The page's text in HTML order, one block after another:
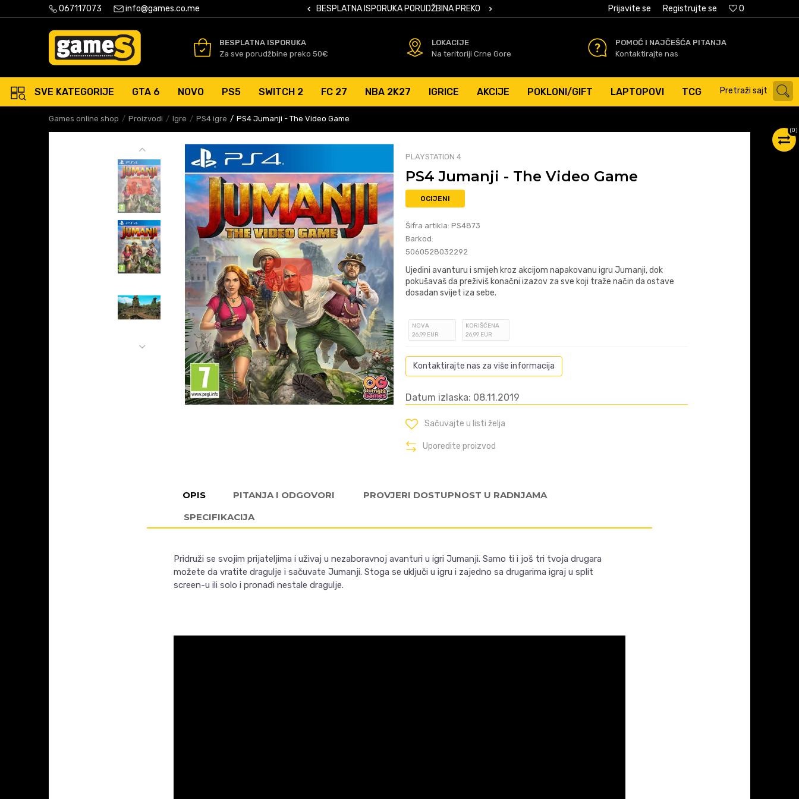
067117073 info@games.co.me
ISPORUKA PORUDŽBINA PREKO 50 EURSIGURNO PLAĆANJE PLATNIM KARTICAMA BESPLATNA ISPORUKA PORUDŽBINA PREKO 50 EURSIGURNO PLAĆANJE PLATNIM KARTICAMA 0
Prijavite se Registrujte se
BESPLATNA ISPORUKA
Za sve porudžbine preko 50€
LOKACIJE
Na teritoriji Crne Gore
POMOĆ I NAJČEŠĆA PITANJA
Kontaktirajte nas
SVE KATEGORIJE GTA 6 NOVO PS5 SWITCH 2 FC 27 NBA 2K27 IGRICE AKCIJE POKLONI/GIFT LAPTOPOVI TCG Pretraži sajt
Games online shop Proizvodi Igre PS4 igre PS4 Jumanji - The Video Game
(0)
PLAYSTATION 4
PS4 Jumanji - The Video Game
OCIJENI
Šifra artikla: PS4873
Barkod:
5060528032292
Ujedini avanturu i smijeh kroz akcijom napakovanu igru Jumanji, dok
pokušavaš da preživiš konačni izazov za sve koji traže način da ostave
dosadan svijet iza sebe.
NOVA
26,99 EUR
KORIŠĆENA
26,99 EUR
Kontaktirajte nas za više informacija
Datum izlaska: 08.11.2019
Sačuvajte u listi želja
Uporedite proizvod
OPIS PITANJA I ODGOVORI
PROVJERI DOSTUPNOST U RADNJAMA
SPECIFIKACIJA
Pridruži se svojim prijateljima i uživaj u nezaboravnoj avanturi u igri Jumanji. Samo ti i još tri tvoja drugara
možete da vratite dragulje i sačuvate Jumanji. Stoga se uključi u igru i zajedno sa drugarima igraj u split
screen-u ili solo i pronađi nestale dragulje.